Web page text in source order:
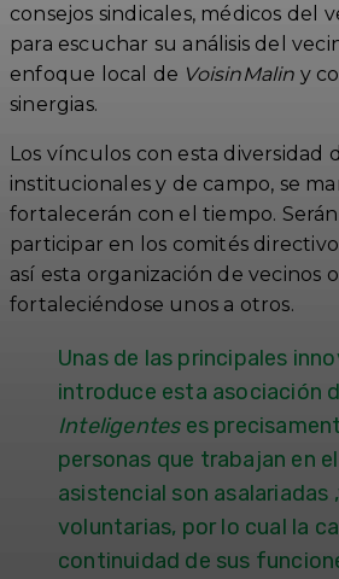
consejos sindicales, médicos del
para escuchar su análisis del
enfoque local de VoisinMalin y
sinergias.
Los vínculos con esta diversidad
institucionales y de campo, se
fortalecerán con el tiempo.
participar en los comités
así esta organización de vecinos
fortaleciéndose unos a otros.
Unas de las principales
introduce esta asociación
Inteligenteses
personas que trabajan en
asistencial son asalariadas
voluntarias, por lo cual la
continuidad de sus